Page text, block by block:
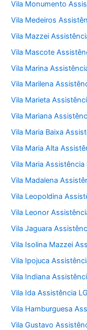
Vila Monumento
Vila Medeiros
Vila Mazzei
Vila Mascote
Vila Marina
Vila Marilena
Vila Marieta
Vila Mariana
Vila Maria Baixa
Vila Maria Alta
Vila Maria Assistência
Vila Madalena
Vila Leopoldina
Vila Leonor
Vila Jaguara
Vila Isolina Mazzei
Vila Ipojuca
Vila Indiana
Vila Ida Assistência LG
Vila Hamburguesa
Vila Gustavo